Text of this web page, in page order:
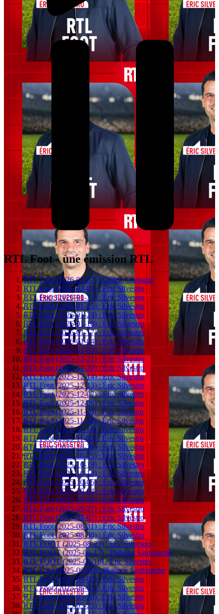
RTL Foot - une émission RTL
RTL Foot (2026-02-07) : Cédric Chasseur
RTL Foot (2026-02-01) : Éric Silvestro
RTL Foot (2026-01-31) : Éric Silvestro
RTL Foot (2026-01-25) : Éric Silvestro
RTL Foot (2026-01-24) : Éric Silvestro
RTL Foot (2026-01-18) : Éric Silvestro
RTL Foot (2026-01-17) : Éric Silvestro
RTL Foot (2026-01-04) : Éric Silvestro
RTL Foot (2026-01-03) : Éric Silvestro
RTL Foot (2025-12-21) : Éric Silvestro
RTL Foot (2025-12-20) : Éric Silvestro
RTL Foot (2025-12-14) : Éric Silvestro
RTL Foot (2025-12-13) : Éric Silvestro
RTL Foot (2025-12-07) : Éric Silvestro
RTL Foot (2025-12-06) : Éric Silvestro
RTL Foot (2025-11-30) : Éric Silvestro
RTL Foot (2025-11-29) : Éric Silvestro
RTL Foot (2025-11-14) : Éric Silvestro
RTL Foot (2025-11-02) : Éric Silvestro
RTL Foot (2025-10-26) : Éric Silvestro
RTL Foot (2025-10-25) : Éric Silvestro
RTL Foot (2025-10-19) : Éric Silvestro
RTL Foot (2025-10-18) : Éric Silvestro
RTL Foot (2025-10-05) : Éric Silvestro
RTL Foot (2025-10-04) : Éric Silvestro
RTL Foot (2025-09-28) : Éric Silvestro
RTL Foot (2025-09-27) : Éric Silvestro
RTL Foot (2025-09-07) : Éric Silvestro
RTL Foot (2025-08-31) : Éric Silvestro
RTL Foot (2025-08-30) : Éric Silvestro
RTL FOOT (2025-08-23) : Éric Silvestro
RTL FOOT (2025-08-17) : Philippe Sanfourche
RTL FOOT (2025-08-16) : Éric Silvestro
RTL Foot (2025-06-06) : Philippe Sanfourche
RTL Foot (2025-06-05) : Éric Silvestro
RTL Foot (2025-06-01) : Éric Silvestro
RTL Foot (2025-05-30) : Éric Silvestro
RTL Foot (2025-05-25) : Éric Silvestro